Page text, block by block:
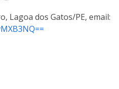
Lagoa dos Gatos/PE, email: